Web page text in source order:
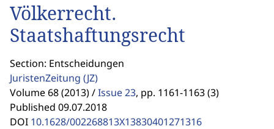
Völkerrecht.
Staatshaftungsrecht
Section: Entscheidungen
JuristenZeitung (JZ)
Volume 68 (2013) /Issue 23, pp. 1161-1163 (3)
Published 09.07.2018
DOI 10.1628/002268813X13830401271316